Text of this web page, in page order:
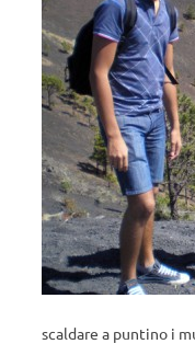
scaldare a puntino i